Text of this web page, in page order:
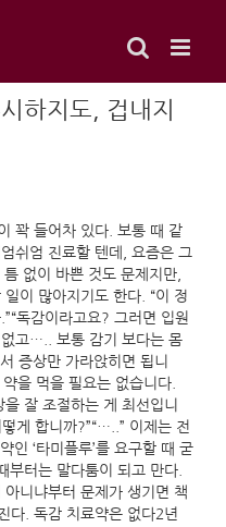
하지도, 겁내지
꽉 들어차 있다. 보통 때 같
쉬엄 진료할 텐데, 요즘은 그
없이 바쁜 것도 문제지만,
이 많아지기도 한다. “이 정
독감이라고요? 그러면 입원
없고….. 보통 감기 보다는 몸
증상만 가라앉히면 됩니
을 먹을 필요는 없습니다.
잘 조절하는 게 최선입니
게 합니까?”“…..” 이제는 전
인 ‘타미플루’를 요구할 때 굳
부터는 말다툼이 되고 만다.
니냐부터 문제가 생기면 책
다. 독감 치료약은 없다2년